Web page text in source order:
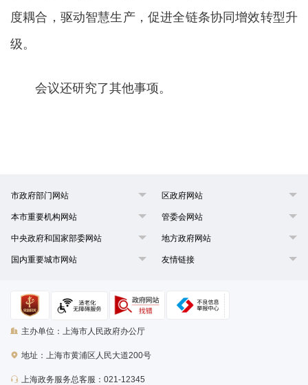
度耦合，驱动智慧生产，促进全链条协同增效转型升
级。
会议还研究了其他事项。
市政府部门网站 区政府网站
本市重要机构网站 管委会网站
中央政府和国家部委网站 地方政府网站
国内重要城市网站 友情链接
主办单位：上海市人民政府办公厅
地址：上海市黄浦区人民大道200号
上海政务服务总客服：021-12345